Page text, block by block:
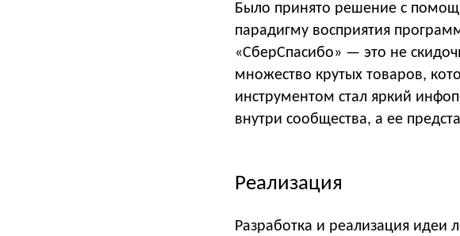
Было принято решение с
парадигму восприятия
«CберСпасибо» — это не
множество крутых товаров,
инструментом стал яркий
внутри сообщества, а ее
Реализация
Разработка и реализация идеи